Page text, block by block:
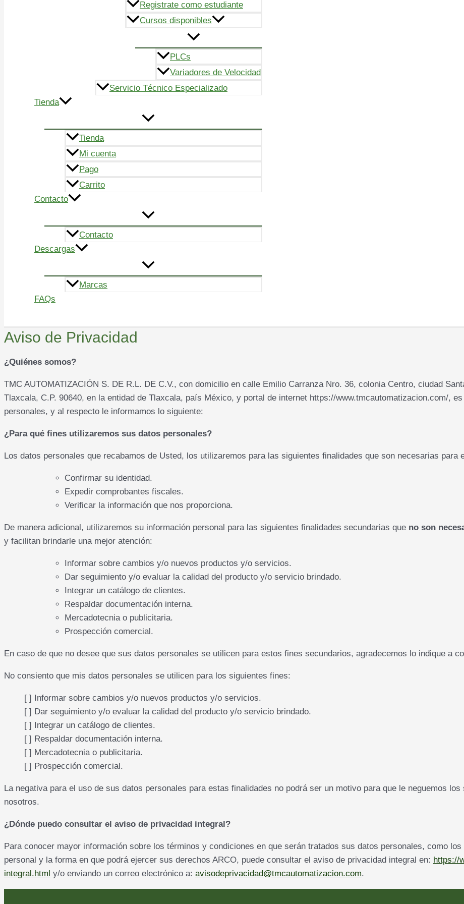
Registrate como estudiante
Cursos disponibles
PLCs
Variadores de Velocidad
Servicio Técnico Especializado
Tienda
Tienda
Mi cuenta
Pago
Carrito
Contacto
Contacto
Descargas
Marcas
FAQs
Aviso de Privacidad
¿Quiénes somos?
TMC AUTOMATIZACIÓN S. DE R.L. DE C.V., con domicilio en calle Emilio Carranza Nro. 36, colonia Centro, ciudad
Tlaxcala, C.P. 90640, en la entidad de Tlaxcala, país México, y portal de internet https://www.tmcautomatizacion.com/,
personales, y al respecto le informamos lo siguiente:
¿Para qué fines utilizaremos sus datos personales?
Los datos personales que recabamos de Usted, los utilizaremos para las siguientes finalidades que son necesarias para
Confirmar su identidad.
Expedir comprobantes fiscales.
Verificar la información que nos proporciona.
De manera adicional, utilizaremos su información personal para las siguientes finalidades secundarias que no son
y facilitan brindarle una mejor atención:
Informar sobre cambios y/o nuevos productos y/o servicios.
Dar seguimiento y/o evaluar la calidad del producto y/o servicio brindado.
Integrar un catálogo de clientes.
Respaldar documentación interna.
Mercadotecnia o publicitaria.
Prospección comercial.
En caso de que no desee que sus datos personales se utilicen para estos fines secundarios, agradecemos lo indique a
No consiento que mis datos personales se utilicen para los siguientes fines:
[ ] Informar sobre cambios y/o nuevos productos y/o servicios.
[ ] Dar seguimiento y/o evaluar la calidad del producto y/o servicio brindado.
[ ] Integrar un catálogo de clientes.
[ ] Respaldar documentación interna.
[ ] Mercadotecnia o publicitaria.
[ ] Prospección comercial.
La negativa para el uso de sus datos personales para estas finalidades no podrá ser un motivo para que le neguemos
nosotros.
¿Dónde puedo consultar el aviso de privacidad integral?
Para conocer mayor información sobre los términos y condiciones en que serán tratados sus datos personales, como
personal y la forma en que podrá ejercer sus derechos ARCO, puede consultar el aviso de privacidad integral en: https://
integral.html y/o enviando un correo electrónico a: avisodeprivacidad@tmcautomatizacion.com.